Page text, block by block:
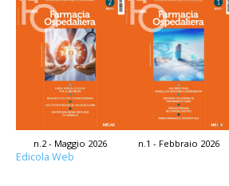
n.2 - Maggio 2026 n.1 - Febbraio 2026
Edicola Web